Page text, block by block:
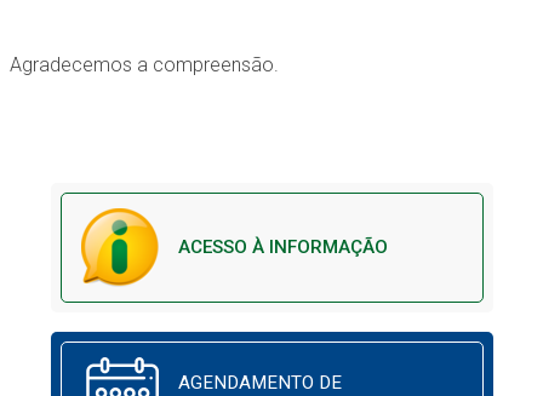
Agradecemos a compreensão.
ACESSO À INFORMAÇÃO
AGENDAMENTO DE